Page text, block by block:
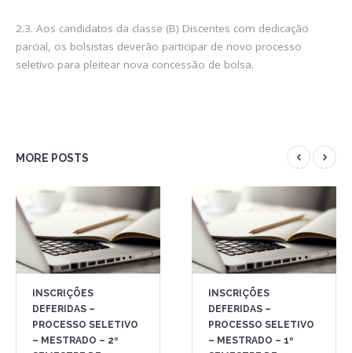
2.3. Aos candidatos da classe (B) Discentes com dedicação
parcial, os bolsistas deverão participar de novo processo
seletivo para pleitear nova concessão de bolsa.
MORE POSTS
INSCRIÇÕES
DEFERIDAS –
PROCESSO SELETIVO
– MESTRADO – 2º
INSCRIÇÕES
DEFERIDAS –
PROCESSO SELETIVO
– MESTRADO – 1º